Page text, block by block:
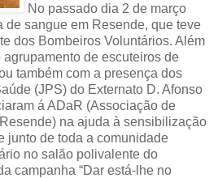
No passado dia 2 de março
de sangue em Resende, que teve
dos Bombeiros Voluntários. Além
de escuteiros de
também com a presença dos
(JPS) do Externato D. Afonso
á ADaR (Associação de
na ajuda à sensibilização
junto de toda a comunidade
no salão polivalente do
campanha “Dar está-lhe no